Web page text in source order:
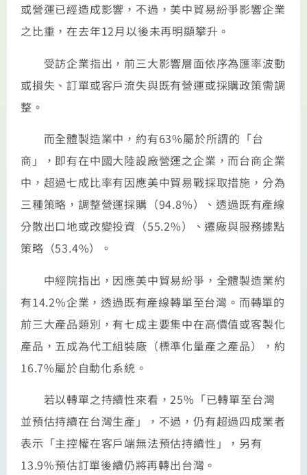
或營運已經造成影響，不過，美中貿易紛爭影響企業
之比重，在去年12月以後未再明顯攀升。
受訪企業指出，前三大影響層面依序為匯率波動
或損失、訂單或客戶流失與既有營運或採購政策需調
整。
而全體製造業中，約有63%屬於所謂的「台
商」，即有在中國大陸設廠營運之企業，而台商企業
中，超過七成比率有因應美中貿易戰採取措施，分為
三種策略，調整營運採購（94.8%）、透過既有產線
分散出口地或改變投資（55.2%）、遷廠與服務據點
策略（53.4%）。
中經院指出，因應美中貿易紛爭，全體製造業約
有14.2%企業，透過既有產線轉單至台灣。而轉單的
前三大產品類別，有七成主要集中在高價值或客製化
產品，五成為代工組裝廠（標準化量產之產品），約
16.7%屬於自動化系統。
若以轉單之持續性來看，25%「已轉單至台灣
並預估持續在台灣生產」，不過，仍有超過四成業者
表示「主控權在客戶端無法預估持續性」，另有
13.9%預估訂單後續仍將再轉出台灣。